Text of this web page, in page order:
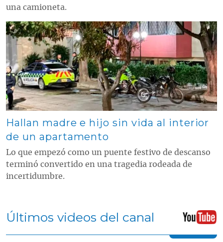
una camioneta.
Contenido multimedia principal
Hallan madre e hijo sin vida al interior
de un apartamento
Lo que empezó como un puente festivo de descanso
terminó convertido en una tragedia rodeada de
incertidumbre.
Últimos videos del canal